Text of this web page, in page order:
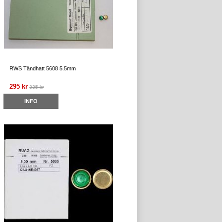
RWS Tändhatt 5608 5.5mm
295 kr 335 kr
INFO